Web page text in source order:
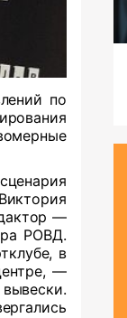
по
—
РОВД.
в
—